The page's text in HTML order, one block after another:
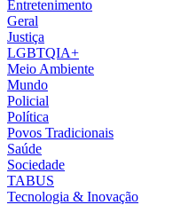
Entretenimento
Geral
Justiça
LGBTQIA+
Meio Ambiente
Mundo
Policial
Política
Povos Tradicionais
Saúde
Sociedade
TABUS
Tecnologia & Inovação